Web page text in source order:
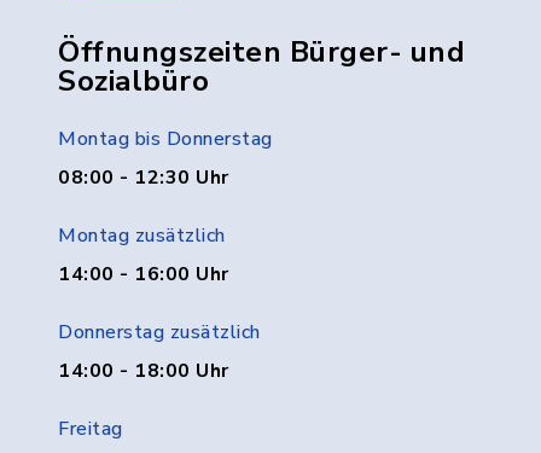
Öffnungszeiten Bürger- und
Sozialbüro
Montag bis Donnerstag
08:00 - 12:30 Uhr
Montag zusätzlich
14:00 - 16:00 Uhr
Donnerstag zusätzlich
14:00 - 18:00 Uhr
Freitag